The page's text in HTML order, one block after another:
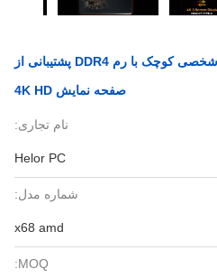
AMD Ryzen7 3750H کامپیوتر شخصی کوچک با رم DDR4 پشتیبانی از
صفحه نمایش 4K HD
نام تجاری:
Helor PC
شماره مدل:
x68 amd
MOQ: